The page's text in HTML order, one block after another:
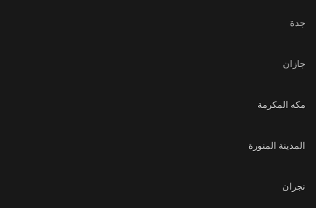
جدة
جازان
مكه المكرمة
المدينة المنورة
نجران